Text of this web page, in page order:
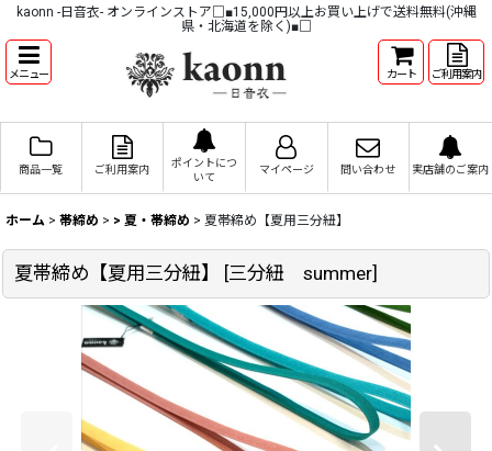
kaonn -日音衣- オンラインストア□■15,000円以上お買い上げで送料無料(沖縄
県・北海道を除く)■□
メニュー カート ご利用案内
商品一覧 ご利用案内
ポイントにつ
いて
マイページ 問い合わせ 実店舗のご案内
ホーム > 帯締め > > 夏・帯締め > 夏帯締め【夏用三分紐】
夏帯締め【夏用三分紐】 [三分紐 summer]